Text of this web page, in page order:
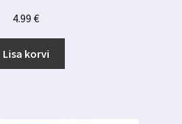
4.99 €
Lisa korvi